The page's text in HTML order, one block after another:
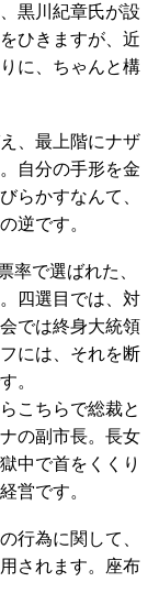
黒川紀章氏が設
ひきますが、近
に、ちゃんと構
、最上階にナザ
自分の手形を金
らかすなんて、
逆です。
率で選ばれた、
四選目では、対
では終身大統領
には、それを断
。
こちらで総裁と
の副市長。長女
中で首をくくり
営です。
行為に関して、
されます。座布